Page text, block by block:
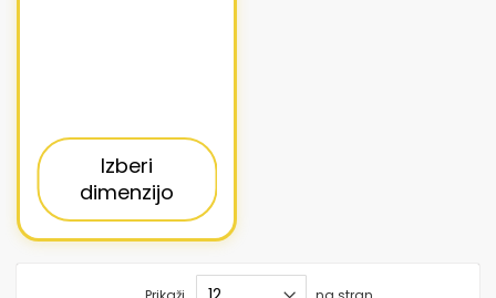
Izberi
dimenzijo